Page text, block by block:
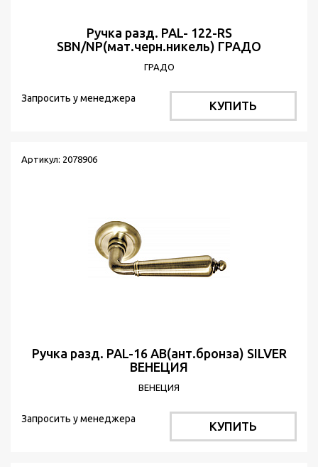
Ручка разд. PAL- 122-RS
SBN/NP(мат.черн.никель) ГРАДО
ГРАДО
Запросить у менеджера
КУПИТЬ
Артикул: 2078906
Ручка разд. PAL-16 АВ(ант.бронза) SILVER
ВЕНЕЦИЯ
ВЕНЕЦИЯ
Запросить у менеджера
КУПИТЬ